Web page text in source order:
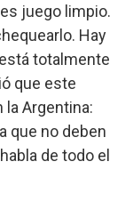
juego limpio.
Hay
totalmente
que este
Argentina:
que no deben
de todo el